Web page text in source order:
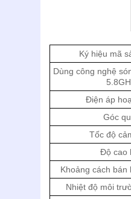
Ký hiệu mã
Dùng công nghệ
Điện áp
Góc
Tốc độ
Độ cao
Khoảng cách bán
Nhiệt độ môi